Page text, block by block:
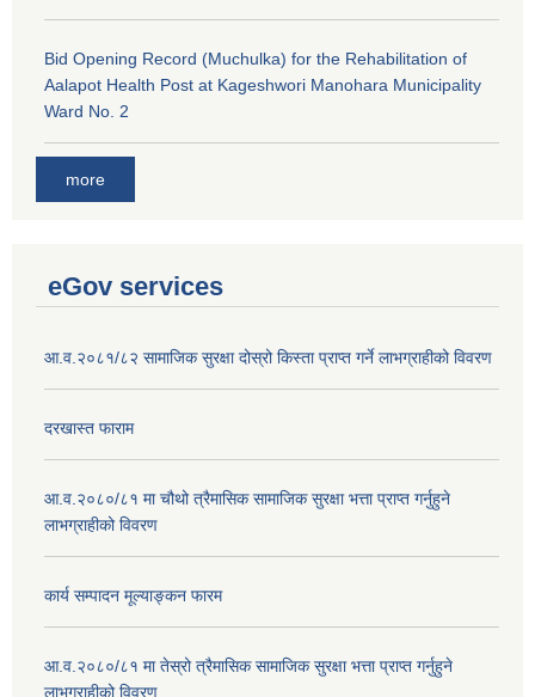
Bid Opening Record (Muchulka) for the Rehabilitation of
Aalapot Health Post at Kageshwori Manohara Municipality
Ward No. 2
more
eGov services
आ.व.२०८१/८२ सामाजिक सुरक्षा दोस्रो किस्ता प्राप्त गर्ने लाभग्राहीको विवरण
दरखास्त फाराम
आ.व.२०८०/८१ मा चौथो त्रैमासिक सामाजिक सुरक्षा भत्ता प्राप्त गर्नुहुने
लाभग्राहीको विवरण
कार्य सम्पादन मूल्याङ्कन फारम
आ.व.२०८०/८१ मा तेस्रो त्रैमासिक सामाजिक सुरक्षा भत्ता प्राप्त गर्नुहुने
लाभग्राहीको विवरण